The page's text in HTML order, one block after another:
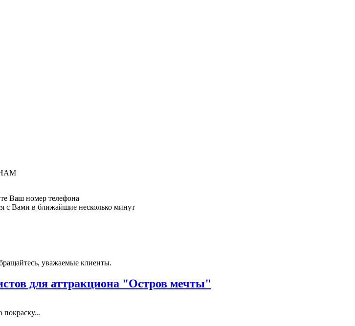
Ваш номер телефона
с Вами в ближайшие несколько минут
уважаемые клиенты.
для аттракциона "Остров мечты"